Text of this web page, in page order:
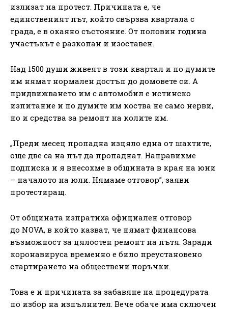
излизат на протест. Причината е, че
единственият път, който свързва квартала с
града, е в окаяно състояние. От половин година
участъкът е разкопан и изоставен.
Над 1500 души живеят в този квартал и по думите
им нямат нормален достъп до домовете си. А
придвижването им с автомобил е истинско
изпитание и по думите им коства не само нерви,
но и средства за ремонт на колите им.
„Преди месец пропадна изцяло една от шахтите,
още две са на път да пропаднат. Направихме
подписка и я внесохме в общината в края на юни
– началото на юли. Нямаме отговор”, заяви
протестиращ.
От общината изпратиха официален отговор
до NOVA, в който казват, че нямат финансова
възможност за цялостен ремонт на пътя. Заради
коронавируса временно е било преустановено
стартирането на обществени поръчки.
Това е и причината за забавяне на процедурата
по избор на изпълнител. Вече обаче има сключен